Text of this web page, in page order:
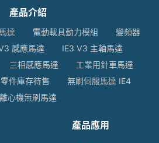
產品介紹
達 電動載具動力模組
變頻器
感應馬達
IE3 V3 主軸馬達
三相感應馬達
工業用針車馬達
零件庫存待售
無刷伺服馬達 IE4
離心機無刷馬達
產品應用